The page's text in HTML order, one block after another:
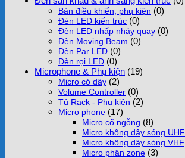
Bàn điều khiển; phụ kiện (0)
Đèn LED kiến trúc (0)
Đèn LED nhấp nháy quay (0)
Đèn Moving Beam (0)
Đèn Par LED (0)
Đèn rọi LED (0)
Microphone & Phụ kiện (19)
Micro có dây (2)
Volume Controller (0)
Tủ Rack - Phụ kiện (2)
Micro phone (17)
Micro cổ ngỗng (8)
Micro không dây sóng UHF
Micro không dây sóng VHF
Micro phân zone (3)